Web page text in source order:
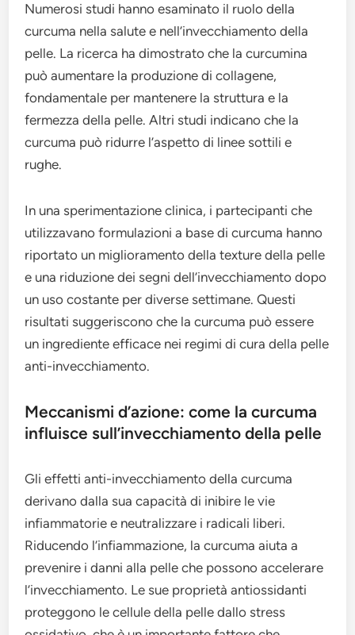
Numerosi studi hanno esaminato il ruolo della
curcuma nella salute e nell’invecchiamento della
pelle. La ricerca ha dimostrato che la curcumina
può aumentare la produzione di collagene,
fondamentale per mantenere la struttura e la
fermezza della pelle. Altri studi indicano che la
curcuma può ridurre l’aspetto di linee sottili e
rughe.
In una sperimentazione clinica, i partecipanti che
utilizzavano formulazioni a base di curcuma hanno
riportato un miglioramento della texture della pelle
e una riduzione dei segni dell’invecchiamento dopo
un uso costante per diverse settimane. Questi
risultati suggeriscono che la curcuma può essere
un ingrediente efficace nei regimi di cura della pelle
anti-invecchiamento.
Meccanismi d’azione: come la curcuma
influisce sull’invecchiamento della pelle
Gli effetti anti-invecchiamento della curcuma
derivano dalla sua capacità di inibire le vie
infiammatorie e neutralizzare i radicali liberi.
Riducendo l’infiammazione, la curcuma aiuta a
prevenire i danni alla pelle che possono accelerare
l’invecchiamento. Le sue proprietà antiossidanti
proteggono le cellule della pelle dallo stress